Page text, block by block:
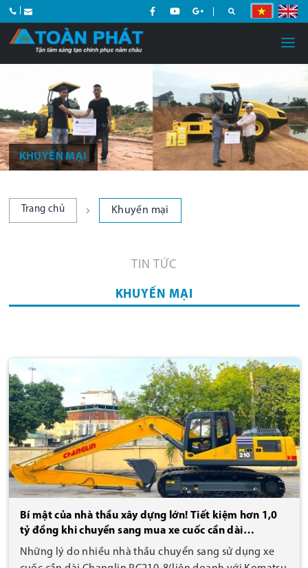
KHUYẾN MẠI
Trang chủ Khuyến mại
TIN TỨC
KHUYẾN MẠI
Bí mật của nhà thầu xây dựng lớn! Tiết kiệm hơn 1,0
tỷ đồng khi chuyển sang mua xe cuốc cần dài
Changlin PC210-8 gầu 0,7m3!
Những lý do nhiều nhà thầu chuyển sang sử dụng xe